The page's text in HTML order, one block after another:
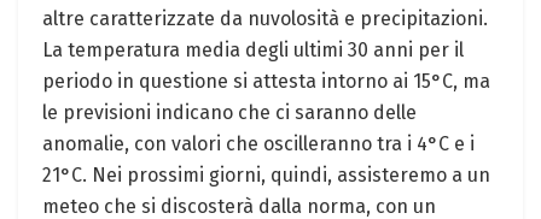
altre caratterizzate da nuvolosità e precipitazioni.
La temperatura media degli ultimi 30 anni per il
periodo in questione si attesta intorno ai 15°C, ma
le previsioni indicano che ci saranno delle
anomalie, con valori che oscilleranno tra i 4°C e i
21°C. Nei prossimi giorni, quindi, assisteremo a un
meteo che si discosterà dalla norma, con un